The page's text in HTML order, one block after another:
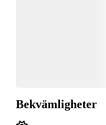
Bekvämligheter